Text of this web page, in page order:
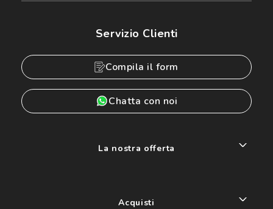
Servizio Clienti
Compila il form
Chatta con noi
La nostra offerta
Acquisti